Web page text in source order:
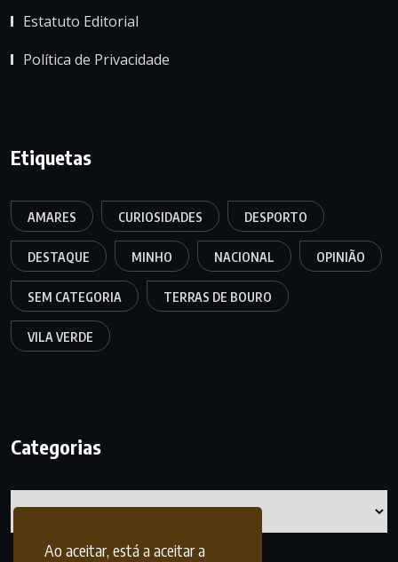
Ao aceitar, está a aceitar a
Estatuto Editorial
Política de Privacidade
Etiquetas
AMARES CURIOSIDADES DESPORTO
DESTAQUE MINHO NACIONAL OPINIÃO
SEM CATEGORIA TERRAS DE BOURO
VILA VERDE
Categorias